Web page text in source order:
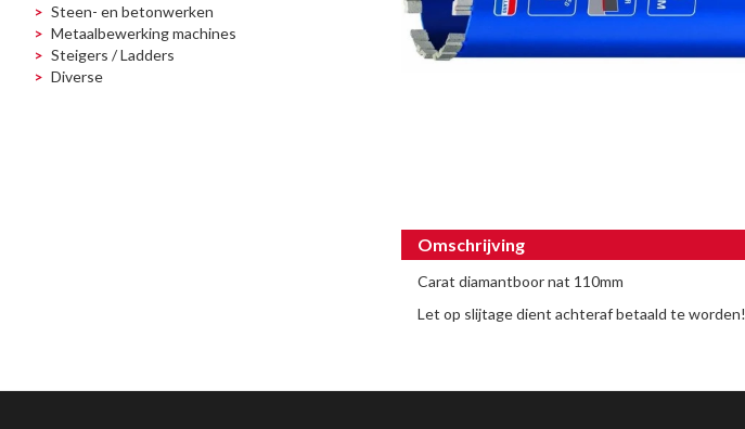
Steen- en betonwerken
Metaalbewerking machines
Steigers / Ladders
Diverse
Omschrijving
Carat diamantboor nat 110mm
Let op slijtage dient achteraf betaald te worden!